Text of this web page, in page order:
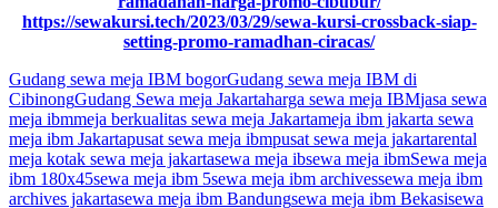
https://sewakursi.tech/2023/03/29/sewa-kursi-crossback-siap-
setting-promo-ramadhan-ciracas/
Gudang sewa meja IBM bogorGudang sewa meja IBM di
CibinongGudang Sewa meja Jakartaharga sewa meja IBMjasa sewa
meja ibmmeja berkualitas sewa meja Jakartameja ibm jakarta sewa
meja ibm Jakartapusat sewa meja ibmpusat sewa meja jakartarental
meja kotak sewa meja jakartasewa meja ibsewa meja ibmSewa meja
ibm 180x45sewa meja ibm 5sewa meja ibm archivessewa meja ibm
archives jakartasewa meja ibm Bandungsewa meja ibm Bekasisewa